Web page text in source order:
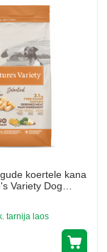
koertele kana
Variety Dog
Free Range
tarnija laos